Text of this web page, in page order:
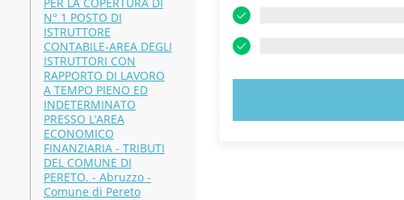
N° 1 POSTO DI
ISTRUTTORE
CONTABILE-AREA DEGLI
ISTRUTTORI CON
RAPPORTO DI LAVORO
A TEMPO PIENO ED
INDETERMINATO
PRESSO L’AREA
ECONOMICO
FINANZIARIA - TRIBUTI
DEL COMUNE DI
PERETO. - Abruzzo -
Comune di Pereto